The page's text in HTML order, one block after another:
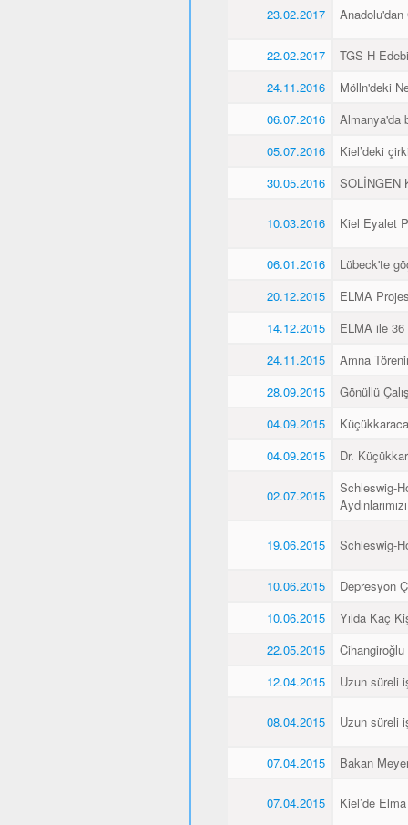
23.02.2017
22.02.2017
TGS-H
24.11.2016
Mölln'deki
06.07.2016
Almanya'da
05.07.2016
Kiel’deki
30.05.2016
SOLİNGEN
10.03.2016 Kiel Eyalet
06.01.2016
Lübeck'te
20.12.2015
ELMA
14.12.2015
ELMA ile
24.11.2015
Amna
28.09.2015
Gönüllü
04.09.2015
04.09.2015
Dr.
02.07.2015
Schleswig-
19.06.2015 Schleswig-
10.06.2015
Depresyon
10.06.2015
Yılda Kaç
22.05.2015
12.04.2015
Uzun süreli
08.04.2015 Uzun süreli
07.04.2015 Bakan
07.04.2015 Kiel’de